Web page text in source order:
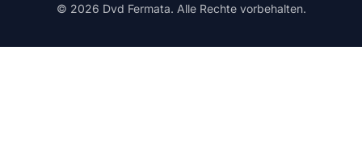
© 2026 Dvd Fermata. Alle Rechte vorbehalten.